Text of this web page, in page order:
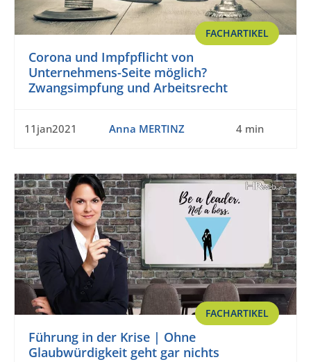
FACHARTIKEL
Corona und Impfpflicht von
Unternehmens-Seite möglich?
Zwangsimpfung und Arbeitsrecht
11jan2021 Anna MERTINZ 4 min
FACHARTIKEL
Führung in der Krise | Ohne
Glaubwürdigkeit geht gar nichts